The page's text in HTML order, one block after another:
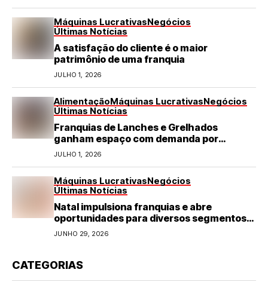
Máquinas LucrativasNegócios
Últimas Notícias
A satisfação do cliente é o maior
patrimônio de uma franquia
JULHO 1, 2026
AlimentaçãoMáquinas LucrativasNegócios
Últimas Notícias
Franquias de Lanches e Grelhados
ganham espaço com demanda por
refeições rápidas e de qualidade
JULHO 1, 2026
Máquinas LucrativasNegócios
Últimas Notícias
Natal impulsiona franquias e abre
oportunidades para diversos segmentos
do varejo
JUNHO 29, 2026
CATEGORIAS